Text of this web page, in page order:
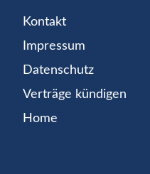
Kontakt
Impressum
Datenschutz
Verträge kündigen
Home